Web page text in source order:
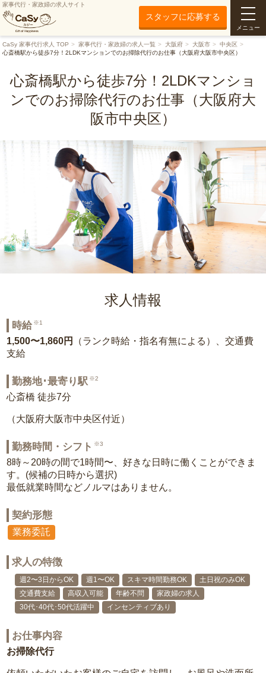
家事代行・家政婦の求人サイト
スタッフに応募する
メニュー
CaSy 家事代行求人 TOP 家事代行・家政婦の求人一覧 大阪府 大阪市
中央区
心斎橋駅から徒歩7分！2LDKマンションでのお掃除代行のお仕事（大阪府大阪市中央区）
心斎橋駅から徒歩7分！2LDKマンショ
ンでのお掃除代行のお仕事（大阪府大
阪市中央区）
求人情報
時給 ※1
1,500〜1,860円
（ランク時給・指名有無による）、交通費
支給
勤務地･最寄り駅 ※2
心斎橋 徒歩7分
（大阪府大阪市中央区付近）
勤務時間・シフト ※3
8時～20時の間で1時間〜、好きな日時に働くことができま
す。(候補の日時から選択)
最低就業時間などノルマはありません。
契約形態
業務委託
求人の特徴
週2〜3日からOK 週1〜OK スキマ時間勤務OK
土日祝のみOK
交通費支給
高収入可能 年齢不問
家政婦の求人
30代･40代･50代活躍中
インセンティブあり
お仕事内容
お掃除代行